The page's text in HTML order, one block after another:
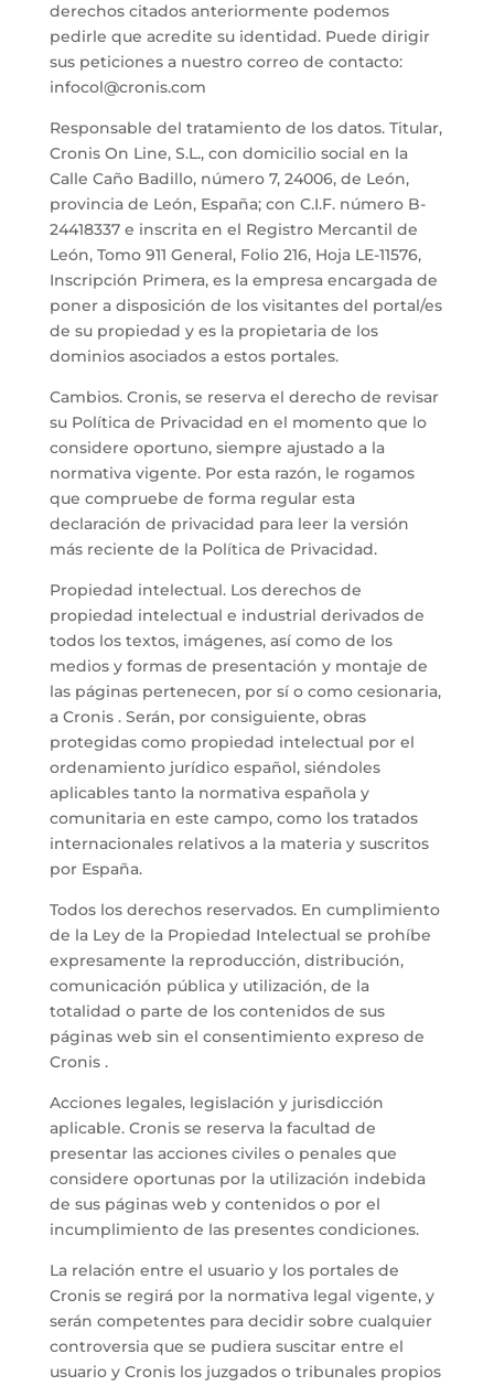
derechos citados anteriormente podemos
pedirle que acredite su identidad. Puede dirigir
sus peticiones a nuestro correo de contacto:
infocol@cronis.com
Responsable del tratamiento de los datos. Titular,
Cronis On Line, S.L., con domicilio social en la
Calle Caño Badillo, número 7, 24006, de León,
provincia de León, España; con C.I.F. número B-
24418337 e inscrita en el Registro Mercantil de
León, Tomo 911 General, Folio 216, Hoja LE-11576,
Inscripción Primera, es la empresa encargada de
poner a disposición de los visitantes del portal/es
de su propiedad y es la propietaria de los
dominios asociados a estos portales.
Cambios. Cronis, se reserva el derecho de revisar
su Política de Privacidad en el momento que lo
considere oportuno, siempre ajustado a la
normativa vigente. Por esta razón, le rogamos
que compruebe de forma regular esta
declaración de privacidad para leer la versión
más reciente de la Política de Privacidad.
Propiedad intelectual. Los derechos de
propiedad intelectual e industrial derivados de
todos los textos, imágenes, así como de los
medios y formas de presentación y montaje de
las páginas pertenecen, por sí o como cesionaria,
a Cronis . Serán, por consiguiente, obras
protegidas como propiedad intelectual por el
ordenamiento jurídico español, siéndoles
aplicables tanto la normativa española y
comunitaria en este campo, como los tratados
internacionales relativos a la materia y suscritos
por España.
Todos los derechos reservados. En cumplimiento
de la Ley de la Propiedad Intelectual se prohíbe
expresamente la reproducción, distribución,
comunicación pública y utilización, de la
totalidad o parte de los contenidos de sus
páginas web sin el consentimiento expreso de
Cronis .
Acciones legales, legislación y jurisdicción
aplicable. Cronis se reserva la facultad de
presentar las acciones civiles o penales que
considere oportunas por la utilización indebida
de sus páginas web y contenidos o por el
incumplimiento de las presentes condiciones.
La relación entre el usuario y los portales de
Cronis se regirá por la normativa legal vigente, y
serán competentes para decidir sobre cualquier
controversia que se pudiera suscitar entre el
usuario y Cronis los juzgados o tribunales propios